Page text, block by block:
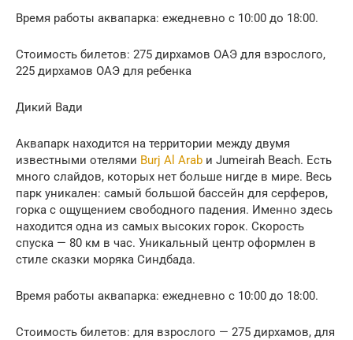
Время работы аквапарка: ежедневно с 10:00 до 18:00.
Стоимость билетов: 275 дирхамов ОАЭ для взрослого,
225 дирхамов ОАЭ для ребенка
Дикий Вади
Аквапарк находится на территории между двумя
известными отелями Burj Al Arab и Jumeirah Beach. Есть
много слайдов, которых нет больше нигде в мире. Весь
парк уникален: самый большой бассейн для серферов,
горка с ощущением свободного падения. Именно здесь
находится одна из самых высоких горок. Скорость
спуска — 80 км в час. Уникальный центр оформлен в
стиле сказки моряка Синдбада.
Время работы аквапарка: ежедневно с 10:00 до 18:00.
Стоимость билетов: для взрослого — 275 дирхамов, для